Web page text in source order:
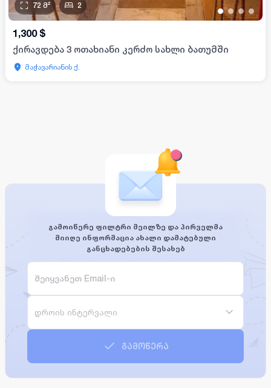
••• •
72 მ² 2
1,300 $
ქირავდება 3 ოთახიანი კერძო სახლი ბათუმში
მაჭავარიანის ქ.
გამოიწერე ფილტრი მეილზე და პირველმა
მიიღე ინფორმაცია ახალი დამატებული
განცხადებების შესახებ
დროის ინტერვალი
გამოწერა